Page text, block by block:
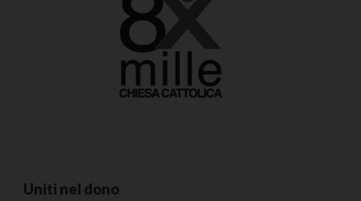
Uniti nel dono